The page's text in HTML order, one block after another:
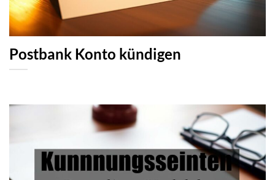
Postbank Konto kündigen